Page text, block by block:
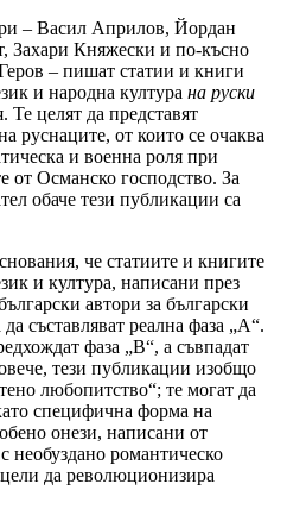
– Васил Априлов, Йордан
Захари Княжески и по-късно
– пишат статии и книги
и народна култура на руски
целят да представят
руснаците, от които се очаква
и военна роля при
от Османско господство. За
обаче тези публикации са
че статиите и книгите
и култура, написани през
автори за български
съставляват реална фаза „А“.
фаза „B“, а съвпадат
тези публикации изобщо
любопитство“; те могат да
специфична форма на
онези, написани от
необуздано романтическо
да революционизира